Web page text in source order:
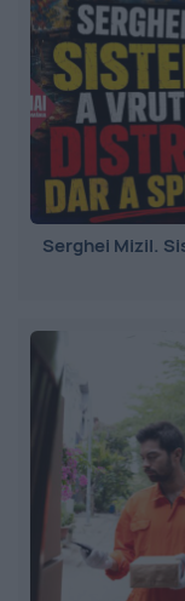
Serghei Mizil.